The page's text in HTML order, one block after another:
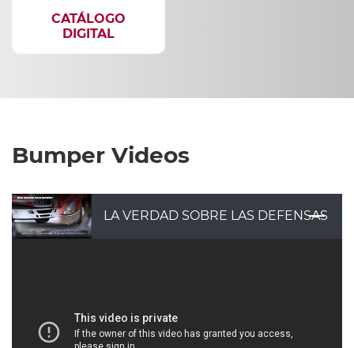
CATÁLOGO
DIGITAL
Bumper Videos
LA VERDAD SOBRE LAS DEFENSAS